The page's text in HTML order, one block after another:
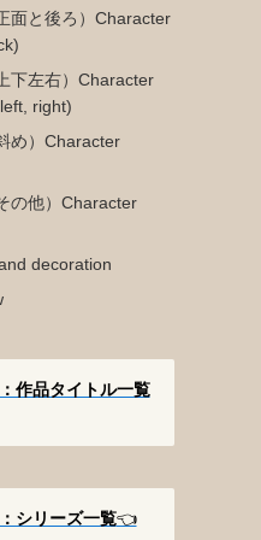
面と後ろ）Character
下左右）Character
right)
め）Character
の他）Character
decoration
作品タイトル一覧
シリーズ一覧👈️